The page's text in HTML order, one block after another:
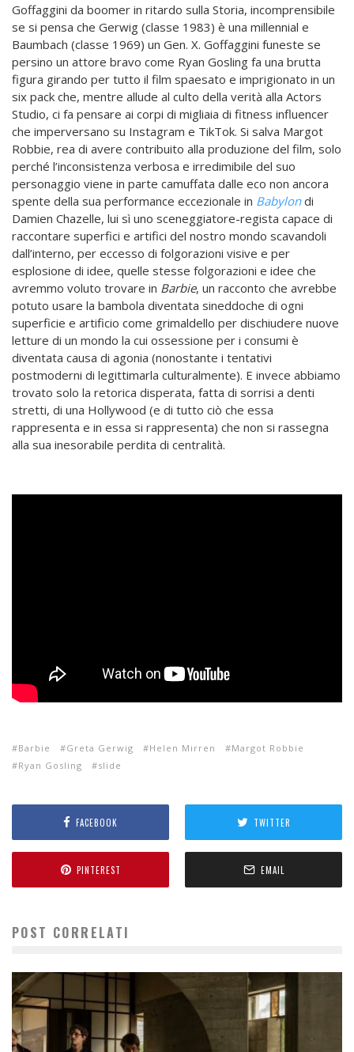
Goffaggini da boomer in ritardo sulla Storia, incomprensibile
se si pensa che Gerwig (classe 1983) è una millennial e
Baumbach (classe 1969) un Gen. X. Goffaggini funeste se
persino un attore bravo come Ryan Gosling fa una brutta
figura girando per tutto il film spaesato e imprigionato in un
six pack che, mentre allude al culto della verità alla Actors
Studio, ci fa pensare ai corpi di migliaia di fitness influencer
che imperversano su Instagram e TikTok. Si salva Margot
Robbie, rea di avere contribuito alla produzione del film, solo
perché l’inconsistenza verbosa e irredimibile del suo
personaggio viene in parte camuffata dalle eco non ancora
spente della sua performance eccezionale in Babylondi
Damien Chazelle, lui sì uno sceneggiatore-regista capace di
raccontare superfici e artifici del nostro mondo scavandoli
dall’interno, per eccesso di folgorazioni visive e per
esplosione di idee, quelle stesse folgorazioni e idee che
avremmo voluto trovare in Barbie, un racconto che avrebbe
potuto usare la bambola diventata sineddoche di ogni
superficie e artificio come grimaldello per dischiudere nuove
letture di un mondo la cui ossessione per i consumi è
diventata causa di agonia (nonostante i tentativi
postmoderni di legittimarla culturalmente). E invece abbiamo
trovato solo la retorica disperata, fatta di sorrisi a denti
stretti, di una Hollywood (e di tutto ciò che essa
rappresenta e in essa si rappresenta) che non si rassegna
alla sua inesorabile perdita di centralità.
Barbie Greta Gerwig Helen Mirren
Margot Robbie
Ryan Gosling
slide
FACEBOOK TWITTER
PINTEREST EMAIL
POST CORRELATI